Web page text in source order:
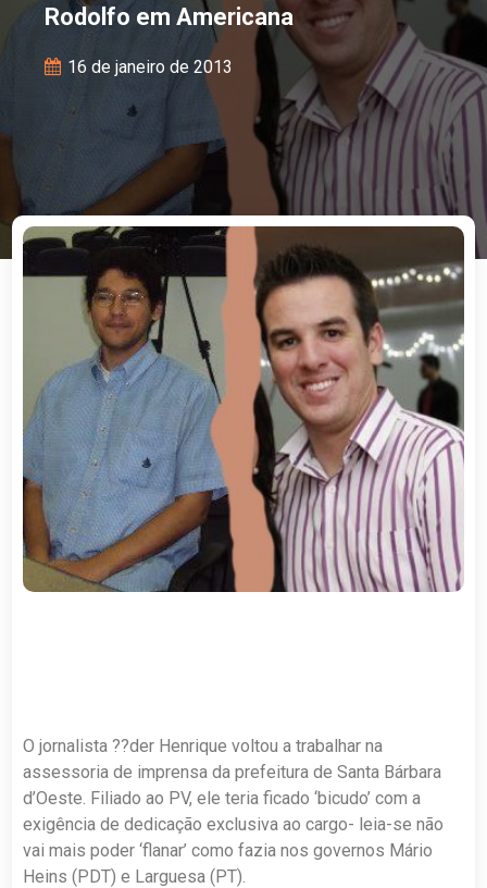
Rodolfo em Americana
16 de janeiro de 2013
O jornalista ??der Henrique voltou a trabalhar na
assessoria de imprensa da prefeitura de Santa Bárbara
d’Oeste. Filiado ao PV, ele teria ficado ‘bicudo’ com a
exigência de dedicação exclusiva ao cargo- leia-se não
vai mais poder ‘flanar’ como fazia nos governos Mário
Heins (PDT) e Larguesa (PT).